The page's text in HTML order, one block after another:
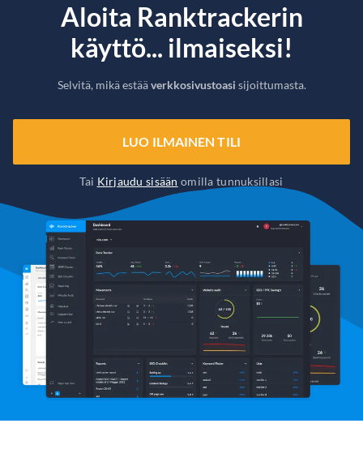
Aloita Ranktrackerin
käyttö... ilmaiseksi!
Selvitä, mikä estääverkkosivustoasi sijoittumasta.
LUO ILMAINEN TILI
Tai Kirjaudu sisään omilla tunnuksillasi